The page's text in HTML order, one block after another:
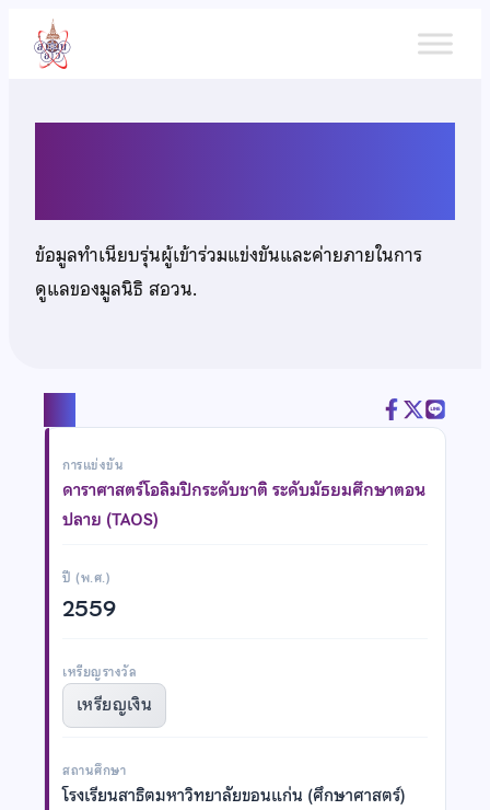
เนื้อหา
ข้อมูลทำเนียบรุ่นผู้เข้าร่วมแข่งขันและค่ายภายในการ
ดูแลของมูลนิธิ สอวน.
การแข่งขัน
ดาราศาสตร์โอลิมปิกระดับชาติ ระดับมัธยมศึกษาตอน
ปลาย (TAOS)
ปี (พ.ศ.)
2559
เหรียญรางวัล
เหรียญเงิน
สถานศึกษา
โรงเรียนสาธิตมหาวิทยาลัยขอนแก่น (ศึกษาศาสตร์)